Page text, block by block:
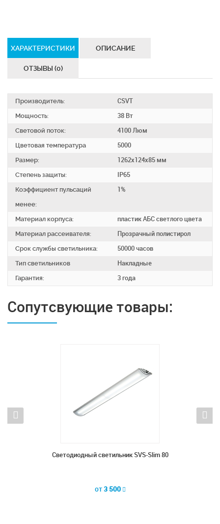
ХАРАКТЕРИСТИКИ ОПИСАНИЕ
ОТЗЫВЫ (0)
Производитель:
CSVT
Мощность:
38 Вт
Световой поток:
4100 Люм
Цветовая температура
5000
Размер:
1262х124х85 мм
Степень защиты:
IP65
Коэффициент пульсаций
менее:
1%
Материал корпуса:
пластик АБС светлого цвета
Материал рассеивателя:
Прозрачный полистирол
Срок службы светильника:
50000 часов
Тип светильников
Накладные
Гарантия:
3 года
Сопутсвующие товары:
Светодиодный светильник SVS-Slim 80
от3 500